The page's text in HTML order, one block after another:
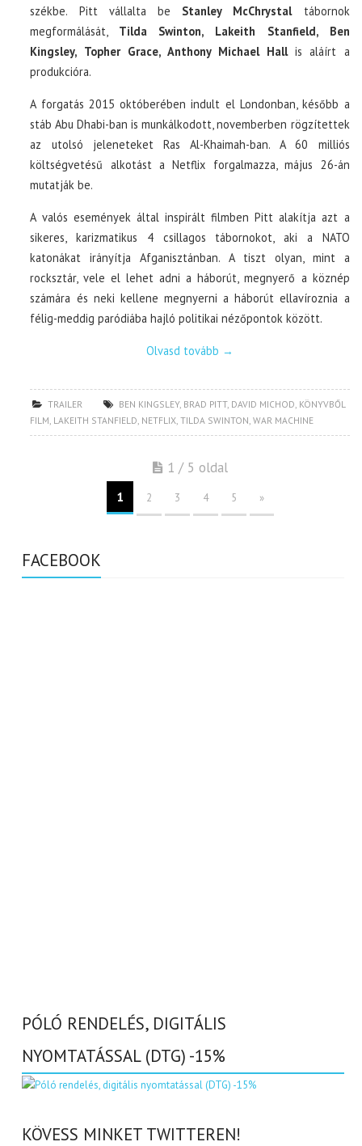
székbe. Pitt vállalta be Stanley McChrystaltábornok
megformálását, Tilda Swinton, Lakeith Stanfield, Ben
Kingsley, Topher Grace, Anthony Michael Hallis aláírt a
produkcióra.
A forgatás 2015 októberében indult el Londonban, később a
stáb Abu Dhabi-ban is munkálkodott, novemberben rögzítettek
az utolsó jeleneteket Ras Al-Khaimah-ban. A 60 milliós
költségvetésű alkotást a Netflix forgalmazza, május 26-án
mutatják be.
A valós események által inspirált filmben Pitt alakítja azt a
sikeres, karizmatikus 4 csillagos tábornokot, aki a NATO
katonákat irányítja Afganisztánban. A tiszt olyan, mint a
rocksztár, vele el lehet adni a háborút, megnyerő a köznép
számára és neki kellene megnyerni a háborút ellavíroznia a
félig-meddig paródiába hajló politikai nézőpontok között.
Olvasd tovább →
TRAILER BEN KINGSLEY, BRAD PITT, DAVID MICHOD, KÖNYVBŐL
FILM, LAKEITH STANFIELD, NETFLIX,TILDA SWINTON,WAR MACHINE
1 / 5 oldal
1 2 3 4 5 »
FACEBOOK
PÓLÓ RENDELÉS, DIGITÁLIS
NYOMTATÁSSAL (DTG) -15%
KÖVESS MINKET TWITTEREN!